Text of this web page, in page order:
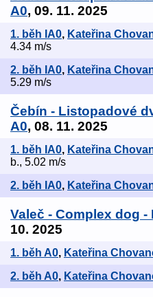
A0, 09. 11. 2025
1. běh IA0, Kateřina
4.34 m/s
2. běh IA0, Kateřina
5.29 m/s
Čebín - Listopadové
A0, 08. 11. 2025
1. běh IA0, Kateřina
b., 5.02 m/s
2. běh IA0, Kateřina
Valeč - Complex dog
10. 2025
1. běh A0, Kateřina
2. běh A0, Kateřina